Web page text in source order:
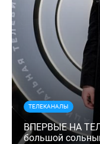
ТЕЛЕКАНАЛЫ
ВПЕРВЫЕ НА
большой